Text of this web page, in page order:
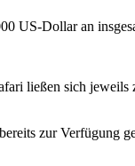
US-Dollar an
ließen sich
zur Verfügung